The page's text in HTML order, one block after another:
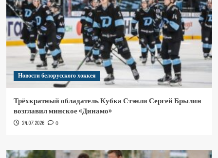
Новости белорусского хоккея
Трёхкратный обладатель Кубка Стэнли Сергей Брылин
возглавил минское «Динамо»
24.07.2026 0